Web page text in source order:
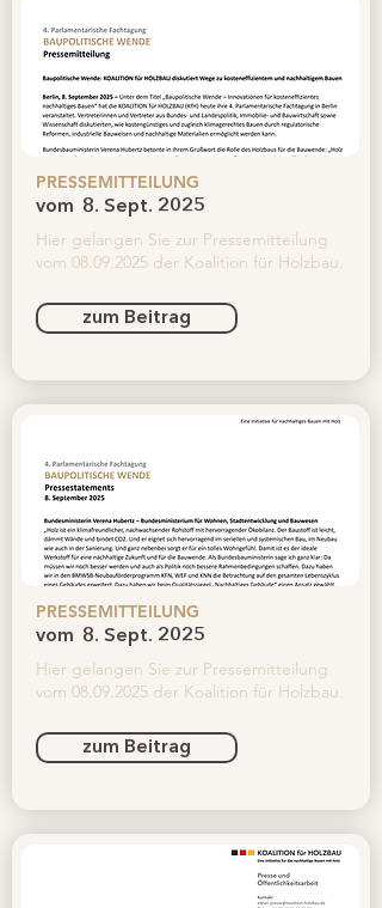
PRESSEMITTEILUNG
vom 8. Sept. 2025
Hier gelangen Sie zur Pressemitteilung
vom 08.09.2025 der Koalition für Holzbau.
zum Beitrag
PRESSEMITTEILUNG
vom 8. Sept. 2025
Hier gelangen Sie zur Pressemitteilung
vom 08.09.2025 der Koalition für Holzbau.
zum Beitrag